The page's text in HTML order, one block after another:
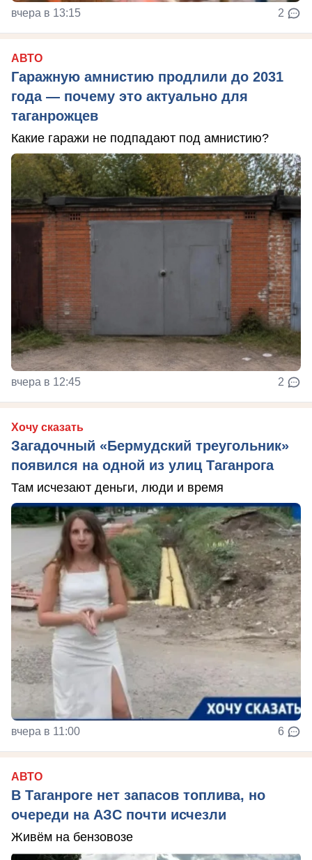
вчера в 13:15 2
АВТО
Гаражную амнистию продлили до 2031
года — почему это актуально для
таганрожцев
Какие гаражи не подпадают под амнистию?
вчера в 12:45 2
Хочу сказать
Загадочный «Бермудский треугольник»
появился на одной из улиц Таганрога
Там исчезают деньги, люди и время
вчера в 11:00 6
АВТО
В Таганроге нет запасов топлива, но
очереди на АЗС почти исчезли
Живём на бензовозе